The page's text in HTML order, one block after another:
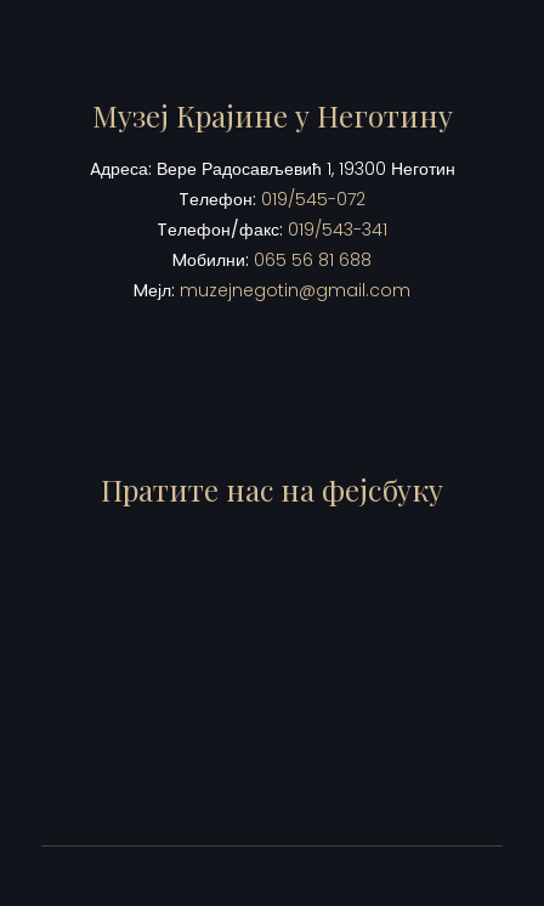
Музеј Крајине у Неготину
Aдреса: Вере Радосављевић 1, 19300 Неготин
Tелефон: 019/545-072
Tелефон/факс: 019/543-341
Mобилни: 065 56 81 688
Mејл: muzejnegotin@gmail.com
Пратите нас на фејсбуку